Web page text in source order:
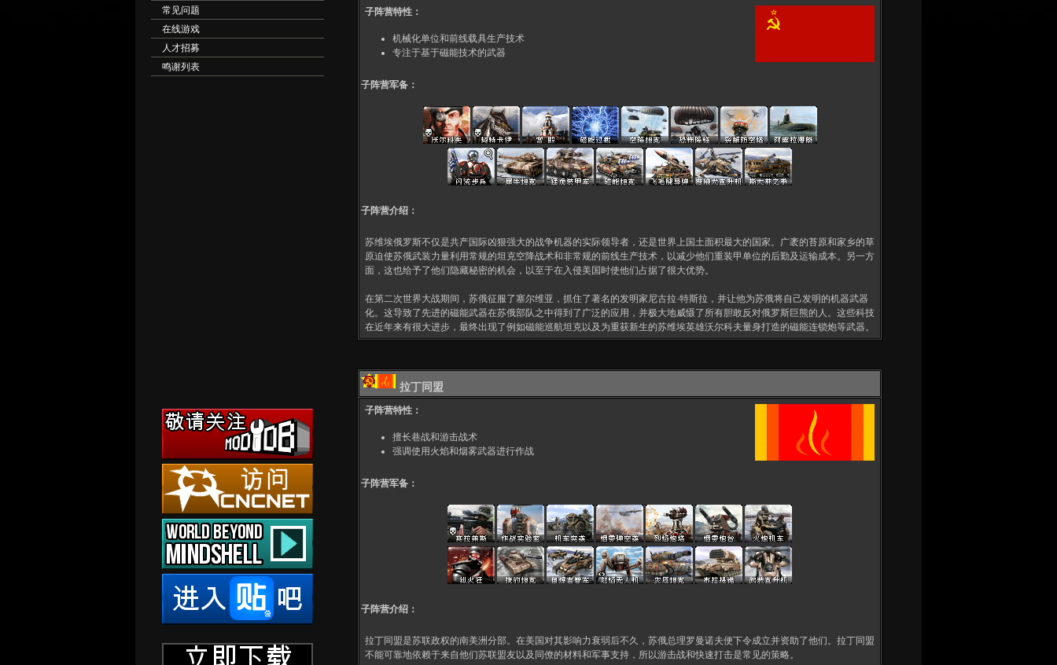
常见问题
在线游戏
人才招募
鸣谢列表
子阵营特性：
机械化单位和前线载具生产技术
专注于基于磁能技术的武器
子阵营军备：
子阵营介绍：
苏维埃俄罗斯不仅是共产国际凶狠强大的战争机器的实际领导者，还是世界上国土面积最大的国家。广袤的苔原和家乡的草
原迫使苏俄武装力量利用常规的坦克空降战术和非常规的前线生产技术，以减少他们重装甲单位的后勤及运输成本。另一方
面，这也给予了他们隐藏秘密的机会，以至于在入侵美国时使他们占据了很大优势。
在第二次世界大战期间，苏俄征服了塞尔维亚，抓住了著名的发明家尼古拉·特斯拉，并让他为苏俄将自己发明的机器武器
化。这导致了先进的磁能武器在苏俄部队之中得到了广泛的应用，并极大地威慑了所有胆敢反对俄罗斯巨熊的人。这些科技
在近年来有很大进步，最终出现了例如磁能巡航坦克以及为重获新生的苏维埃英雄沃尔科夫量身打造的磁能连锁炮等武器。
拉丁同盟
子阵营特性：
擅长巷战和游击战术
强调使用火焰和烟雾武器进行作战
子阵营军备：
子阵营介绍：
拉丁同盟是苏联政权的南美洲分部。在美国对其影响力衰弱后不久，苏俄总理罗曼诺夫便下令成立并资助了他们。拉丁同盟
不能可靠地依赖于来自他们苏联盟友以及同僚的材料和军事支持，所以游击战和快速打击是常见的策略。